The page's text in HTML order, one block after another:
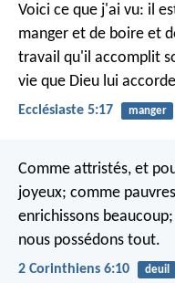
Voici ce que j'ai vu: il
manger et de boire et
travail qu'il accomplit
vie que Dieu lui
Ecclésiaste 5:17 manger
Comme attristés, et
joyeux; comme
enrichissons
nous possédons tout.
2 Corinthiens 6:10 deuil